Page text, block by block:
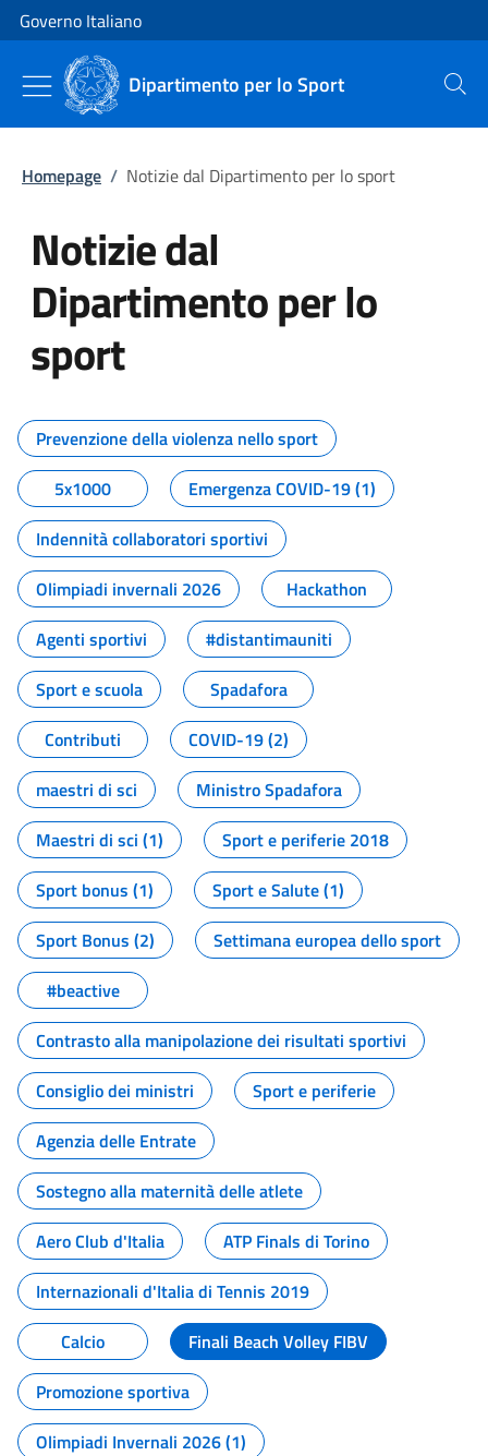
Vai al contenuto
Vai alla navigazione del sito
Governo Italiano
Dipartimento per lo Sport Cerca
Homepage / Notizie dal Dipartimento per lo sport
Notizie dal
Dipartimento per lo
sport
Tutti i contenuti della pagina
Prevenzione della violenza nello sport
5x1000
Emergenza COVID-19 (1)
Indennità collaboratori sportivi
Olimpiadi invernali 2026
Hackathon
Agenti sportivi
#distantimauniti
Sport e scuola
Spadafora
Contributi
COVID-19 (2)
maestri di sci
Ministro Spadafora
Maestri di sci (1)
Sport e periferie 2018
Sport bonus (1)
Sport e Salute (1)
Sport Bonus (2)
Settimana europea dello sport
#beactive
Contrasto alla manipolazione dei risultati sportivi
Consiglio dei ministri
Sport e periferie
Agenzia delle Entrate
Sostegno alla maternità delle atlete
Aero Club d'Italia
ATP Finals di Torino
Internazionali d'Italia di Tennis 2019
Calcio
Finali Beach Volley FIBV
Promozione sportiva
Olimpiadi Invernali 2026 (1)